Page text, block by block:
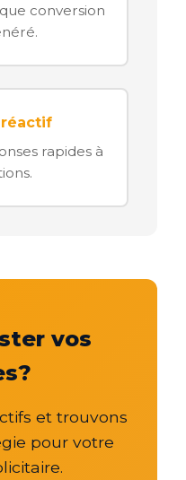
conversion
rapides à
vos
et trouvons
pour votre